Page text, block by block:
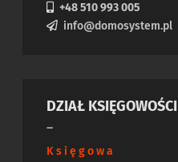
+48 510 993 005
info@domosystem.pl
DZIAŁ KSIĘGOWOŚCI
–
Księgowa